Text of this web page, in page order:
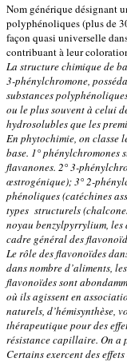
Nom générique désignant
polyphénoliques (plus de
façon quasi universelle
contribuant à leur
La structure chimique de
3-phénylchromone,
substances
ou le plus souvent à celui
hydrosolubles que les
En phytochimie, on classe
base. 1° phénylchromones
flavanones. 2° 3-
œstrogénique); 3° 2-
phénoliques (catéchines
types structurels
noyau benzylpyrrylium, les
cadre général des
Le rôle des flavonoïdes
dans nombre d’aliments,
flavonoïdes sont
où ils agissent en
naturels, d’hémisynthèse,
thérapeutique pour des
résistance capillaire. On a
Certains exercent des